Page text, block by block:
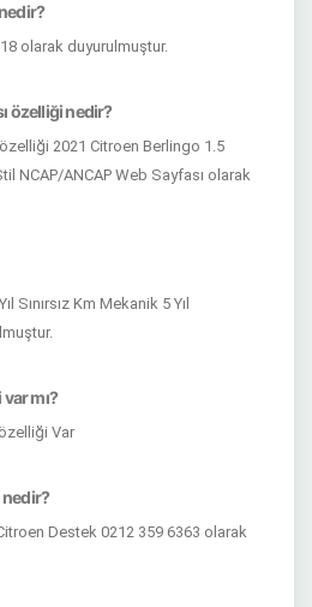
olarak duyurulmuştur.
özelliği nedir?
2021 Citroen Berlingo 1.5
NCAP/ANCAP Web Sayfası olarak
Sınırsız Km Mekanik 5 Yıl
mı?
Var
nedir?
Destek 0212 359 6363 olarak